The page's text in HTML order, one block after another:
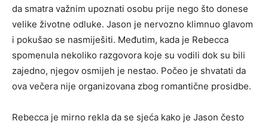
da smatra važnim upoznati osobu prije nego što donese
velike životne odluke. Jason je nervozno klimnuo glavom
i pokušao se nasmiješiti. Međutim, kada je Rebecca
spomenula nekoliko razgovora koje su vodili dok su bili
zajedno, njegov osmijeh je nestao. Počeo je shvatati da
ova večera nije organizovana zbog romantične prosidbe.
Rebecca je mirno rekla da se sjeća kako je Jason često